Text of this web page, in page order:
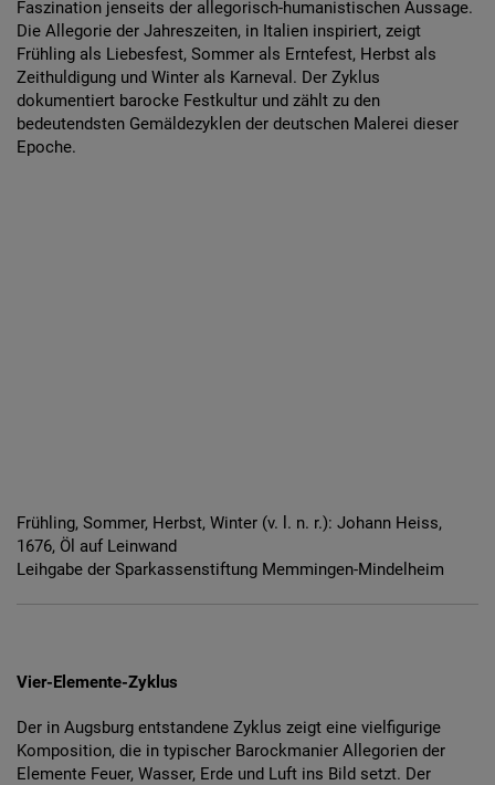
Faszination jenseits der allegorisch-humanistischen Aussage.
Die Allegorie der Jahreszeiten, in Italien inspiriert, zeigt
Frühling als Liebesfest, Sommer als Erntefest, Herbst als
Zeithuldigung und Winter als Karneval. Der Zyklus
dokumentiert barocke Festkultur und zählt zu den
bedeutendsten Gemäldezyklen der deutschen Malerei dieser
Epoche.
Frühling, Sommer, Herbst, Winter (v. l. n. r.): Johann Heiss,
1676, Öl auf Leinwand
Leihgabe der Sparkassenstiftung Memmingen-Mindelheim
Vier-Elemente-Zyklus
Der in Augsburg entstandene Zyklus zeigt eine vielfigurige
Komposition, die in typischer Barockmanier Allegorien der
Elemente Feuer, Wasser, Erde und Luft ins Bild setzt. Der